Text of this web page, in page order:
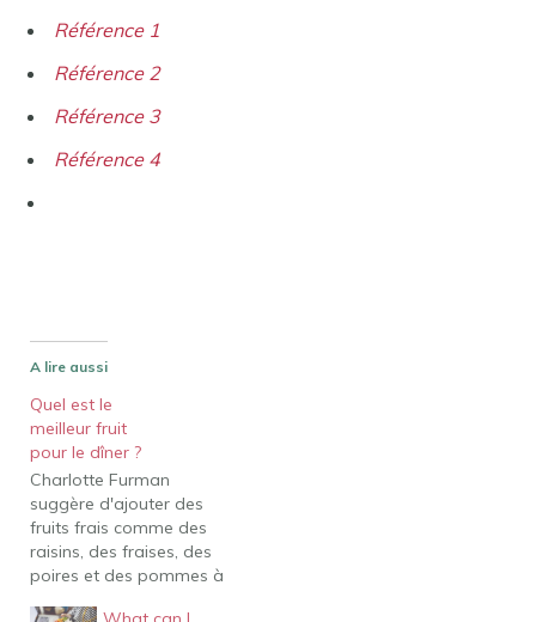
Référence 1
Référence 2
Référence 3
Référence 4
A lire aussi
Quel est le
meilleur fruit
pour le dîner ?
Charlotte Furman
suggère d'ajouter des
fruits frais comme des
raisins, des fraises, des
poires et des pommes à